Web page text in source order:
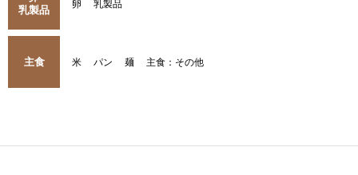
乳製品
卵 乳製品
主食 米 パン 麺 主食：その他